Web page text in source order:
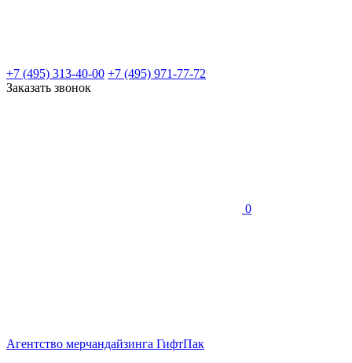
+7 (495) 313-40-00 +7 (495) 971-77-72
Заказать звонок
0
Агентство мерчандайзинга ГифтПак